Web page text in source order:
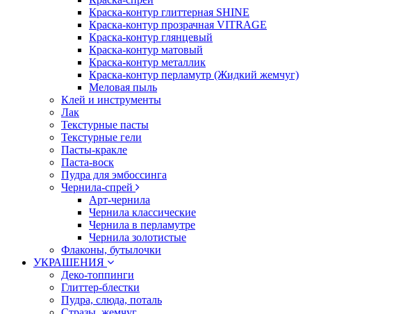
Краска-контур глиттерная SHINE
Краска-контур прозрачная VITRAGE
Краска-контур глянцевый
Краска-контур матовый
Краска-контур металлик
Краска-контур перламутр (Жидкий жемчуг)
Меловая пыль
Клей и инструменты
Лак
Текстурные пасты
Текстурные гели
Пасты-кракле
Паста-воск
Пудра для эмбоссинга
Чернила-спрей
Арт-чернила
Чернила классические
Чернила в перламутре
Чернила золотистые
Флаконы, бутылочки
УКРАШЕНИЯ
Деко-топпинги
Глиттер-блестки
Пудра, слюда, поталь